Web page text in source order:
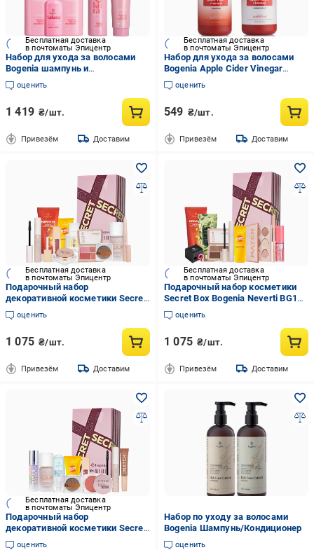
Бесплатная доставка
в почтоматы Эпицентр
Набор для ухода за волосами
Bogenia шампунь и
кондиционер/термозащита/
маска/сыворотка
оценить
1 419 ₴/шт.
Привезём Доставим
Бесплатная доставка
в почтоматы Эпицентр
Набор для ухода за волосами
Bogenia Apple Cider Vinegar
Шампунь/Кондиционер
оценить
549 ₴/шт.
Привезём Доставим
Бесплатная доставка
в почтоматы Эпицентр
Подарочный набор
декоративной косметики Secret
Box Bogenia Neverti BG152 002
оценить
1 075 ₴/шт.
Привезём Доставим
Бесплатная доставка
в почтоматы Эпицентр
Подарочный набор косметики
Secret Box Bogenia Neverti BG152
001
оценить
1 075 ₴/шт.
Привезём Доставим
Бесплатная доставка
в почтоматы Эпицентр
Подарочный набор
декоративной косметики Secret
Box Bogenia Neverti BG152 003
оценить
Набор по уходу за волосами
Bogenia Шампунь/Кондиционер
оценить